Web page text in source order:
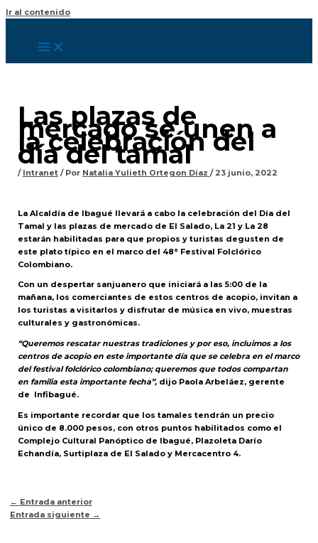
Ir al contenido
Las plazas de
mercado se unen a
la celebración del
día del tamal
/ Intranet/ Por Natalia Yulieth Ortegon Diaz / 23 junio, 2022
La Alcaldía de Ibagué llevará a cabo la celebración del Día del
Tamal y las plazas de mercado de El Salado, La 21 y La 28
estarán habilitadas para que propios y turistas degusten de
este plato típico en el marco del 48° Festival Folclórico
Colombiano.
Con un despertar sanjuanero que iniciará a las 5:00 de la
mañana, los comerciantes de estos centros de acopio, invitan a
los turistas a visitarlos y disfrutar de música en vivo, muestras
culturales y gastronómicas.
“Queremos rescatar nuestras tradiciones y por eso, incluimos a los
centros de acopio en este importante día que se celebra en el marco
del festival folclórico colombiano; queremos que todos compartan
en familia esta importante fecha”,dijo Paola Arbeláez, gerente
de Infibagué.
Es importante recordar que los tamales tendrán un precio
único de 8.000 pesos, con otros puntos habilitados como el
Complejo Cultural Panóptico de Ibagué, Plazoleta Darío
Echandía, Surtiplaza de El Salado y Mercacentro 4.
← Entrada anterior
Entrada siguiente →